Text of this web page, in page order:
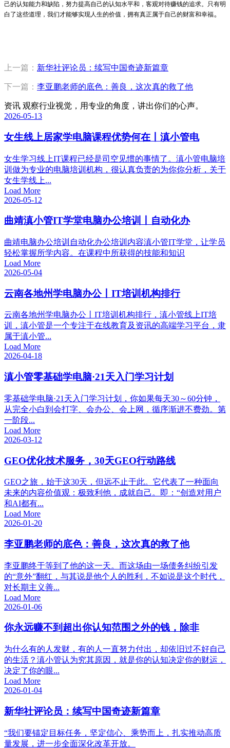
己的认知能力和缺陷，努力提高自己的认知水平和，客观对待赚钱的追求。只有明
白了这些道理，我们才能够实现人生的价值，拥有真正属于自己的财富和幸福。
上一篇： 新华社评论员：续写中国奇迹新篇章
下一篇： 李亚鹏老师的底色：善良，这次真的救了他
资讯 观察行业视觉，用专业的角度，讲出你们的心声。
2026-05-13
女生线上居家学电脑课程优势何在丨滇小管电
女生学习线上IT课程已经是司空见惯的事情了。滇小管电脑培
训做为专业的电脑培训机构，很认真负责的为你你分析，关于
女生学线上...
Load More
2026-05-12
曲靖滇小管IT学堂电脑办公培训丨自动化办
曲靖电脑办公培训自动化办公培训内容滇小管IT学堂，让学员
轻松掌握所学内容。在课程中所获得的技能和知识
Load More
2026-05-04
云南各地州学电脑办公丨IT培训机构排行
云南各地州学电脑办公丨IT培训机构排行，滇小管线上IT培
训，滇小管是一个专注于在线教育及资讯的高端学习平台，隶
属于滇小管...
Load More
2026-04-18
滇小管零基础学电脑·21天入门学习计划
零基础学电脑·21天入门学习计划，你如果每天30～60分钟，
从完全小白到会打字、会办公、会上网，循序渐进不费劲。第
一阶段...
Load More
2026-03-12
GEO优化技术服务，30天GEO行动路线
GEO之旅，始于这30天，但远不止于此。它代表了一种面向
未来的内容价值观：极致利他，成就自己。即：“创造对用户
和AI都有...
Load More
2026-01-20
李亚鹏老师的底色：善良，这次真的救了他
李亚鹏终于等到了他的这一天。而这场由一场债务纠纷引发
的“意外”翻红，与其说是他个人的胜利，不如说是这个时代，
对长期主义善...
Load More
2026-01-06
你永远赚不到超出你认知范围之外的钱，除非
为什么有的人发财，有的人一直努力付出，却依旧过不好自己
的生活？滇小管认为究其原因，就是你的认知决定你的财运，
决定了你的眼...
Load More
2026-01-04
新华社评论员：续写中国奇迹新篇章
“我们要锚定目标任务，坚定信心、乘势而上，扎实推动高质
量发展，进一步全面深化改革开放。